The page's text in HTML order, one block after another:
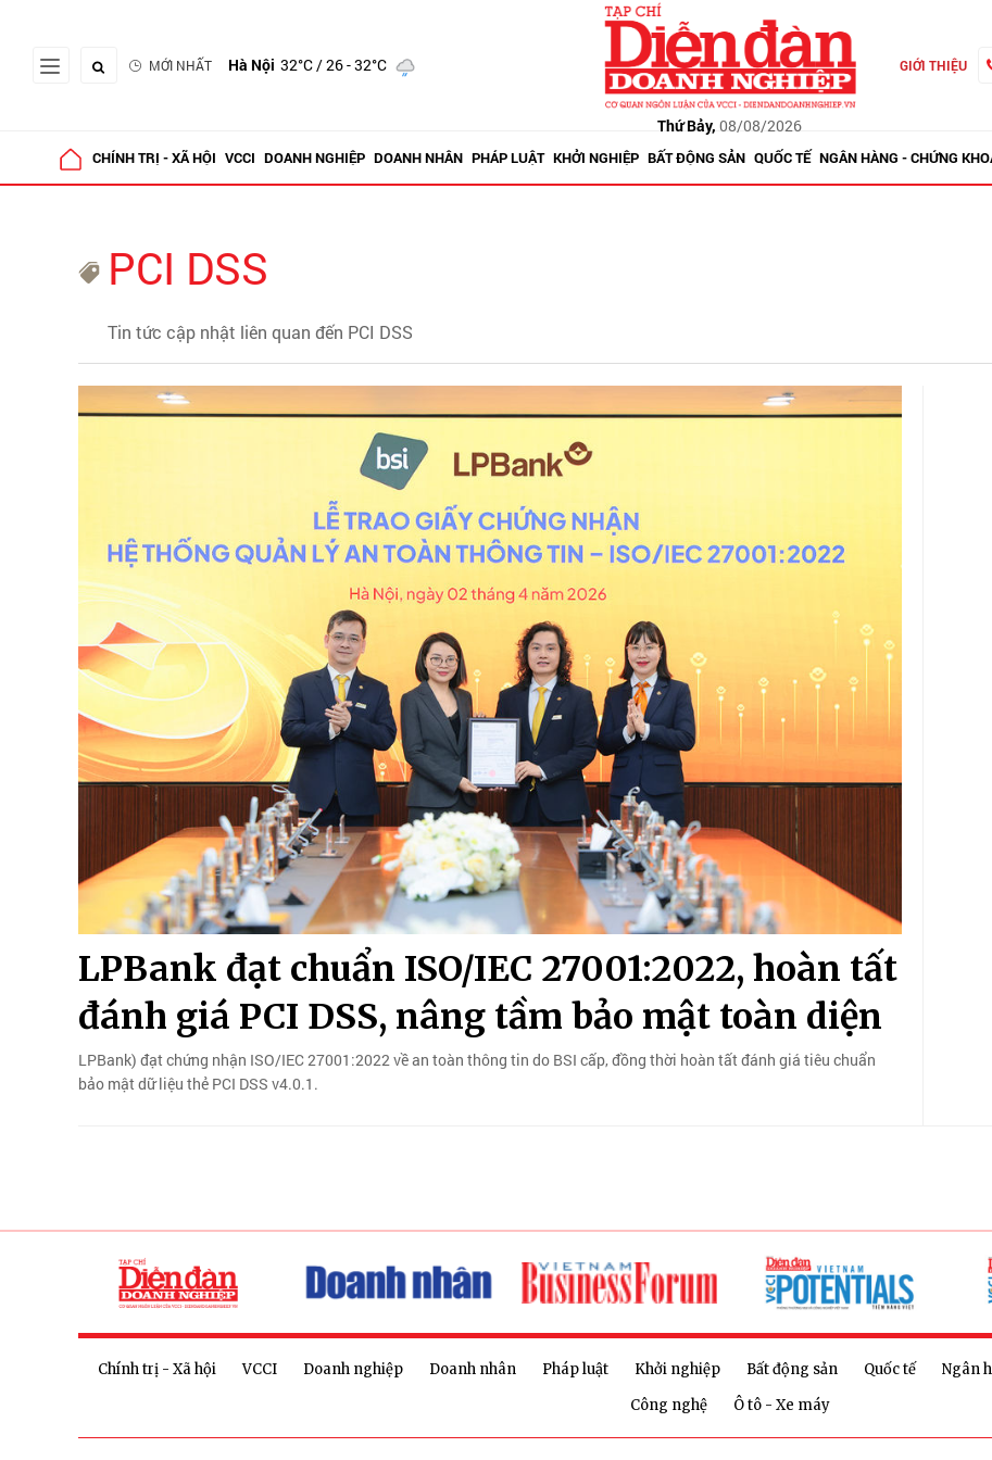
MỚI NHẤT Hà Nội 32°C/ 26 - 32°C
Thứ Bảy, 08/08/2026
GIỚI THIỆU
CHÍNH TRỊ - XÃ HỘI VCCI DOANH NGHIỆP DOANH NHÂN PHÁP LUẬT KHỞI NGHIỆP BẤT ĐỘNG SẢN QUỐC TẾ NGÂN HÀNG - CHỨNG
PCI DSS
Tin tức cập nhật liên quan đến PCI DSS
LPBank đạt chuẩn ISO/IEC 27001:2022, hoàn tất
đánh giá PCI DSS, nâng tầm bảo mật toàn diện
LPBank) đạt chứng nhận ISO/IEC 27001:2022 về an toàn thông tin do BSI cấp, đồng thời hoàn tất đánh giá tiêu chuẩn
bảo mật dữ liệu thẻ PCI DSS v4.0.1.
Chính trị - Xã hội VCCI Doanh nghiệp Doanh nhân Pháp luật Khởi nghiệp Bất động sản Quốc tế Ngân
Công nghệ
Ô tô - Xe máy